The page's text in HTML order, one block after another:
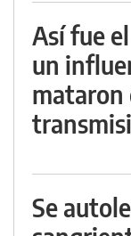
Así fue
un
mataron
Se